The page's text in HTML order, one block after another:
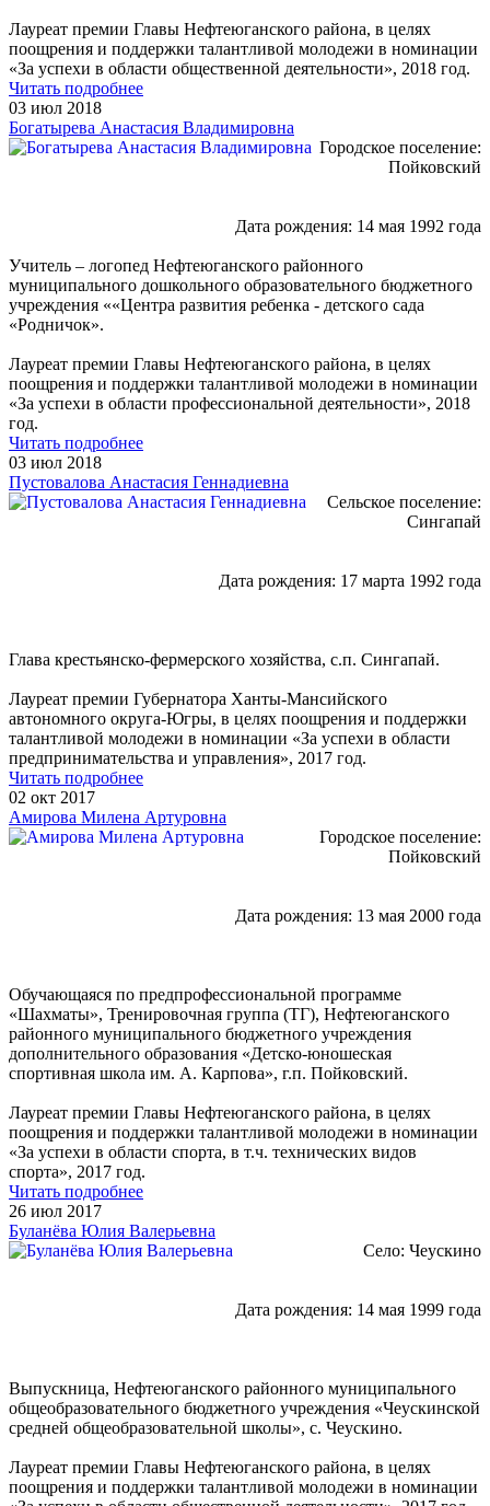
Лауреат премии Главы Нефтеюганского района, в целях
поощрения и поддержки талантливой молодежи в номинации
«За успехи в области общественной деятельности», 2018 год.
Читать подробнее
03 июл 2018
Богатырева Анастасия Владимировна
Городское поселение:
Пойковский
Дата рождения: 14 мая 1992 года
Учитель – логопед Нефтеюганского районного
муниципального дошкольного образовательного бюджетного
учреждения ««Центра развития ребенка - детского сада
«Родничок».
Лауреат премии Главы Нефтеюганского района, в целях
поощрения и поддержки талантливой молодежи в номинации
«За успехи в области профессиональной деятельности», 2018
год.
Читать подробнее
03 июл 2018
Пустовалова Анастасия Геннадиевна
Сельское поселение:
Сингапай
Дата рождения: 17 марта 1992 года
Глава крестьянско-фермерского хозяйства, с.п. Сингапай.
Лауреат премии Губернатора Ханты-Мансийского
автономного округа-Югры, в целях поощрения и поддержки
талантливой молодежи в номинации «За успехи в области
предпринимательства и управления», 2017 год.
Читать подробнее
02 окт 2017
Амирова Милена Артуровна
Городское поселение:
Пойковский
Дата рождения: 13 мая 2000 года
Обучающаяся по предпрофессиональной программе
«Шахматы», Тренировочная группа (ТГ), Нефтеюганского
районного муниципального бюджетного учреждения
дополнительного образования «Детско-юношеская
спортивная школа им. А. Карпова», г.п. Пойковский.
Лауреат премии Главы Нефтеюганского района, в целях
поощрения и поддержки талантливой молодежи в номинации
«За успехи в области спорта, в т.ч. технических видов
спорта», 2017 год.
Читать подробнее
26 июл 2017
Буланёва Юлия Валерьевна
Село: Чеускино
Дата рождения: 14 мая 1999 года
Выпускница, Нефтеюганского районного муниципального
общеобразовательного бюджетного учреждения «Чеускинской
средней общеобразовательной школы», с. Чеускино.
Лауреат премии Главы Нефтеюганского района, в целях
поощрения и поддержки талантливой молодежи в номинации